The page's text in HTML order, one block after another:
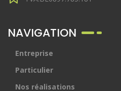
NAVIGATION
Entreprise
Particulier
Nos réalisations